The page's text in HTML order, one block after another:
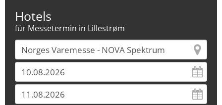
Hotels
für Messetermin in Lillestrøm